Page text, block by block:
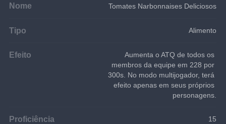
Nome Tomates Narbonnaises Deliciosos
Tipo Alimento
Efeito
Aumenta o ATQ de todos os
membros da equipe em 228 por
300s. No modo multijogador, terá
efeito apenas em seus próprios
personagens.
Proficiência 15